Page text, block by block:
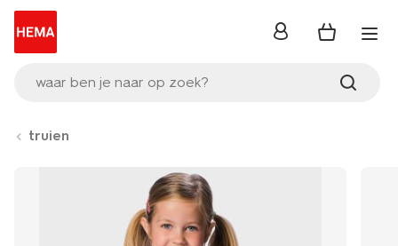
waar ben je naar op zoek?
inloggen
truien